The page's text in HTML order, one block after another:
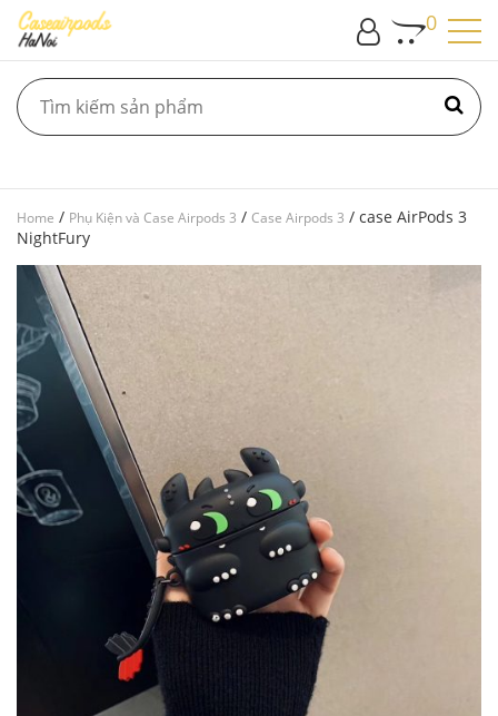
0
Home / Phụ Kiện và Case Airpods 3 / Case Airpods 3 / case AirPods 3
NightFury